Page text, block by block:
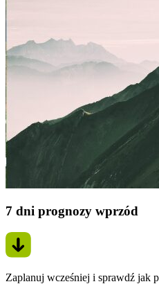
7 dni prognozy wprzód
Zaplanuj wcześniej i sprawdź jak